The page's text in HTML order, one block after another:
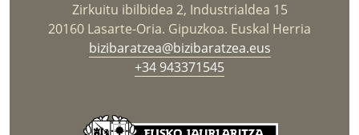
Zirkuitu ibilbidea 2, Industrialdea 15
20160 Lasarte-Oria. Gipuzkoa. Euskal Herria
bizibaratzea@bizibaratzea.eus
+34 943371545